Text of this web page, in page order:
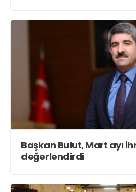
Başkan Bulut, Mart ayı
değerlendirdi